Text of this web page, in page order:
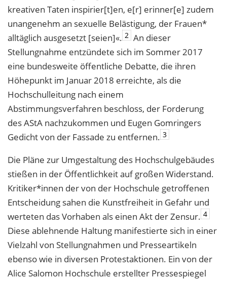
kreativen Taten inspirier[t]en, e[r] erinner[e] zudem
unangenehm an sexuelle Belästigung, der Frauen*
alltäglich ausgesetzt [seien]«. 2 An dieser
Stellungnahme entzündete sich im Sommer 2017
eine bundesweite öffentliche Debatte, die ihren
Höhepunkt im Januar 2018 erreichte, als die
Hochschulleitung nach einem
Abstimmungsverfahren beschloss, der Forderung
des AStA nachzukommen und Eugen Gomringers
Gedicht von der Fassade zu entfernen. 3
Die Pläne zur Umgestaltung des Hochschulgebäudes
stießen in der Öffentlichkeit auf großen Widerstand.
Kritiker*innen der von der Hochschule getroffenen
Entscheidung sahen die Kunstfreiheit in Gefahr und
werteten das Vorhaben als einen Akt der Zensur. 4
Diese ablehnende Haltung manifestierte sich in einer
Vielzahl von Stellungnahmen und Presseartikeln
ebenso wie in diversen Protestaktionen. Ein von der
Alice Salomon Hochschule erstellter Pressespiegel